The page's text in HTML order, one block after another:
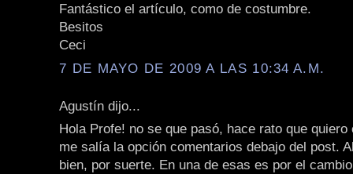
Fantástico el artículo, como de costumbre.
Besitos
Ceci
7 DE MAYO DE 2009 A LAS 10:34 A.M.
Agustín dijo...
Hola Profe! no se que pasó, hace rato que quiero
me salía la opción comentarios debajo del post.
bien, por suerte. En una de esas es por el